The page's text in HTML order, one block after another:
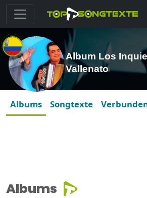
Album Los
Vallenato
Albums Songtexte
Albums